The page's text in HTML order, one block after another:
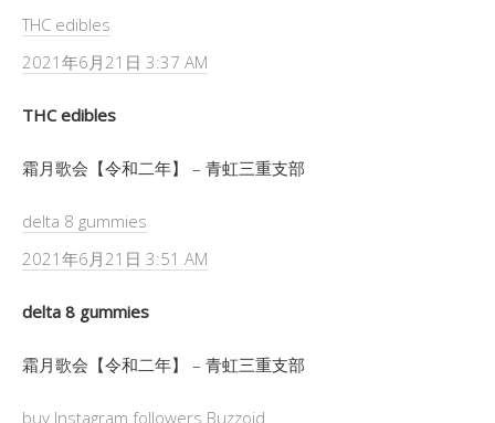
THC edibles
2021年6月21日 3:37 AM
THC edibles
霜月歌会【令和二年】 – 青虹三重支部
delta 8 gummies
2021年6月21日 3:51 AM
delta 8 gummies
霜月歌会【令和二年】 – 青虹三重支部
buy Instagram followers Buzzoid